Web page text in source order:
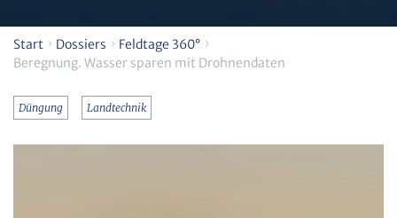
Start Dossiers
Feldtage 360°
Beregnung. Wasser sparen mit Drohnendaten
Düngung Landtechnik